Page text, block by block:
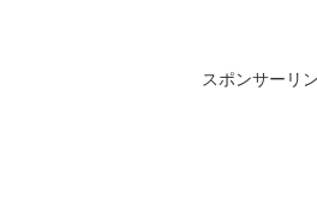
スポンサーリ